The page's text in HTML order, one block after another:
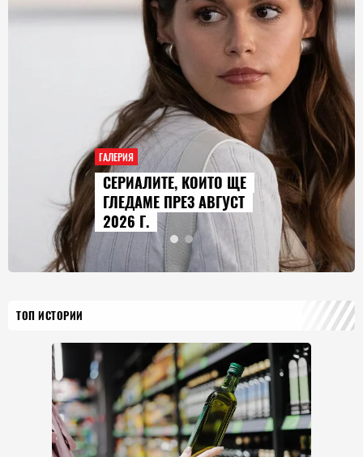
ГАЛЕРИЯ
AUDI Q9 СТАВА НАЙ-
ГОЛЕМИЯТ МОДЕЛ В
ИСТОРИЯТА НА МАРКАТА
ТОП ИСТОРИИ